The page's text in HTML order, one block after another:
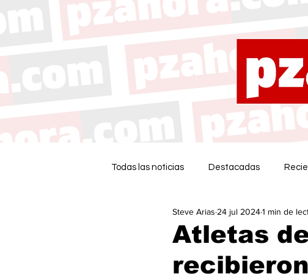
Todas las noticias Destacadas
Atletas
Steve Arias 24 jul 20241 min de